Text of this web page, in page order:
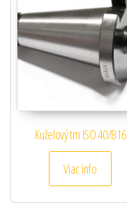
Kuželový trn ISO 40/B16
Viac info